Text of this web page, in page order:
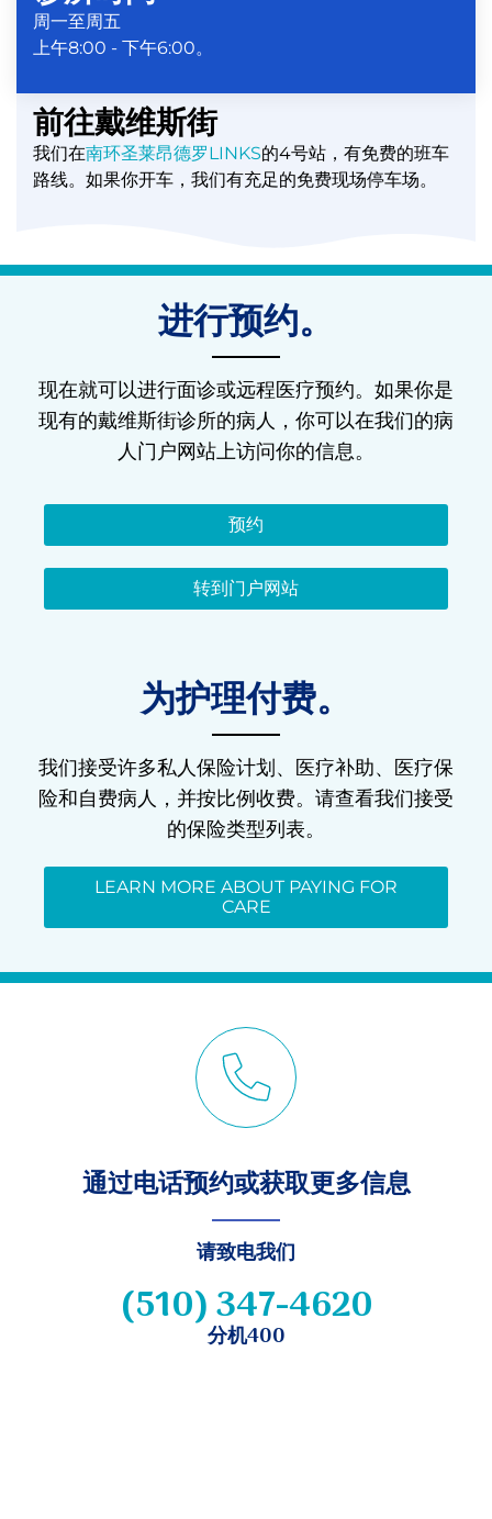
周一至周五
上午8:00 - 下午6:00。
前往戴维斯街
我们在南环圣莱昂德罗LINKS的4号站，有免费的班车
路线。如果你开车，我们有充足的免费现场停车场。
进行预约。
现在就可以进行面诊或远程医疗预约。如果你是
现有的戴维斯街诊所的病人，你可以在我们的病
人门户网站上访问你的信息。
预约
转到门户网站
为护理付费。
我们接受许多私人保险计划、医疗补助、医疗保
险和自费病人，并按比例收费。请查看我们接受
的保险类型列表。
LEARN MORE ABOUT PAYING FOR
CARE
通过电话预约或获取更多信息
请致电我们
(510) 347-4620
分机400